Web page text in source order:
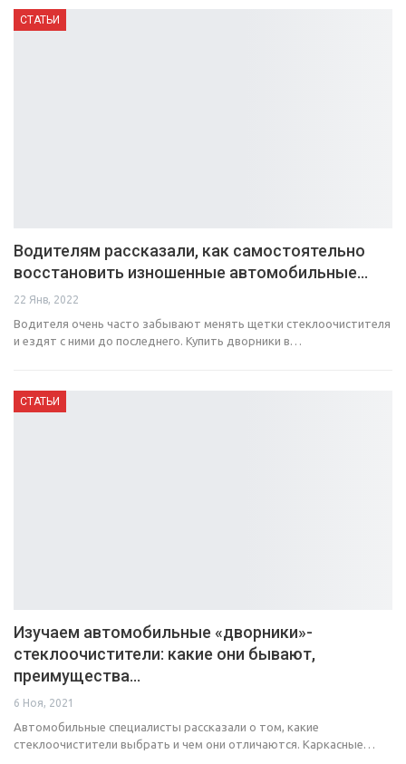
СТАТЬИ
Водителям рассказали, как самостоятельно
восстановить изношенные автомобильные…
22 Янв, 2022
Водителя очень часто забывают менять щетки стеклоочистителя
и ездят с ними до последнего. Купить дворники в…
СТАТЬИ
Изучаем автомобильные «дворники»-
стеклоочистители: какие они бывают,
преимущества…
6 Ноя, 2021
Автомобильные специалисты рассказали о том, какие
стеклоочистители выбрать и чем они отличаются. Каркасные…